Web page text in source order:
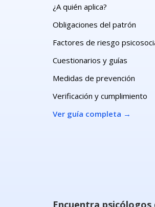
¿A quién aplica?
Obligaciones del patrón
Factores de riesgo
Cuestionarios y guías
Medidas de prevención
Verificación y cumplimiento
Ver guía completa →
Encuentra psicólogos